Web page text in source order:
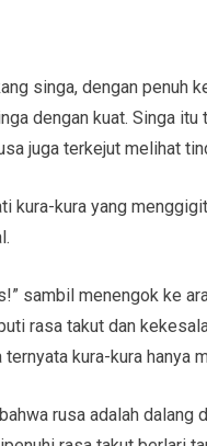
singa, dengan penuh
dengan kuat. Singa itu
juga terkejut melihat
kura-kura yang
sambil menengok ke
rasa takut dan
kura-kura hanya
rusa adalah dalang